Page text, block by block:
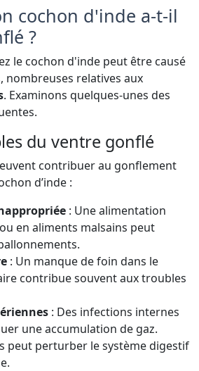
cochon d'inde a-t-il
?
le cochon d'inde peut être causé
nombreuses relatives aux
. Examinons quelques-unes des
du ventre gonflé
contribuer au gonflement
d’inde :
: Une alimentation
en aliments malsains peut
: Un manque de foin dans le
contribue souvent aux troubles
: Des infections internes
une accumulation de gaz.
peut perturber le système digestif